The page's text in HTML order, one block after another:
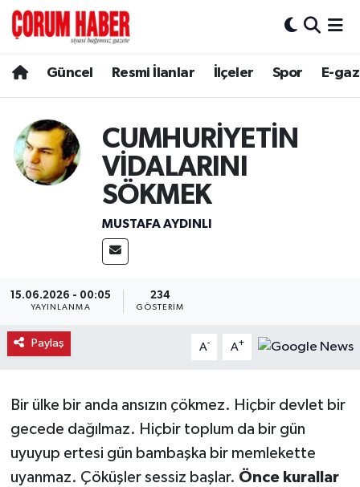
Güncel Resmi İlanlar İlçeler Spor E-
CUMHURİYETİN
VİDALARINI
SÖKMEK
MUSTAFA AYDINLI
15.06.2026 - 00:05
YAYINLANMA
234
GÖSTERIM
Paylaş A- A+
Bir ülke bir anda ansızın çökmez. Hiçbir devlet bir
gecede dağılmaz. Hiçbir toplum da bir gün
uyuyup ertesi gün bambaşka bir memlekette
uyanmaz. Çöküşler sessiz başlar. Önce kurallar
Spor
Resmi İlanlar
Alaca
Boğazkale
Dodurga
İskilip
Laçin
Mecitözü
Hava Durumu
Çorum Namaz Vakitleri
Trafik Durumu
Süper Lig Puan Durumu ve Fikstür
Tüm Manşetler
Son Dakika Haberleri
Haber Arşivi